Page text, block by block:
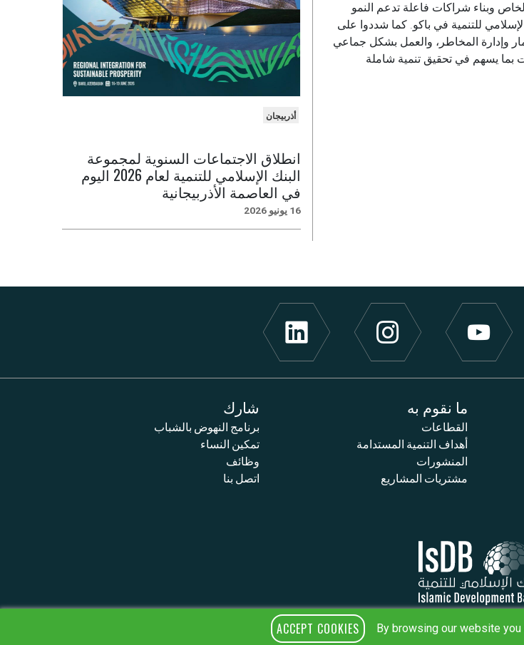
وبناء شراكات فاعلة تدعم النمو
للتنمية في باكو. كما شددوا على
وإدارة المخاطر، والعمل بشكل جماعي
بما يسهم في تحقيق تنمية شاملة
أذربيجان
انطلاق الاجتماعات السنوية لمجموعة
البنك الإسلامي للتنمية لعام 2026 اليوم
في العاصمة الأذربيجانية
16 يونيو 2026
By browsing our website
ACCEPT COOKIES
ما نقوم به
القطاعات
أهداف التنمية المستدامة
المنشورات
مشتريات المشاريع
شارك
برنامج النهوض بالشباب
تمكين النساء
وظائف
اتصل بنا
خريطة الموقع IsDB Policies
RSS